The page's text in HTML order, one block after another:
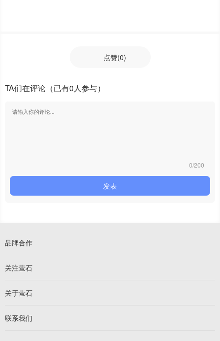
点赞(0)
TA们在评论 （已有0人参与）
发表
0/200
品牌合作
关注萤石
关于萤石
联系我们